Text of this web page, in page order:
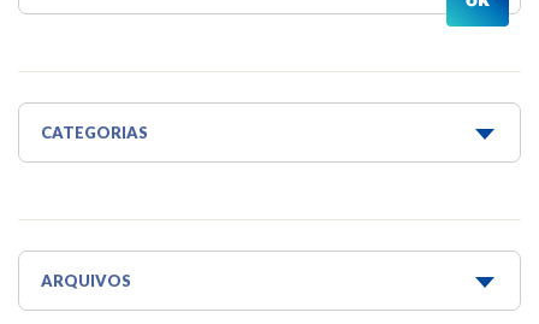
CATEGORIAS
Água para todos
Aquaponia e Estufa
ARQUIVOS